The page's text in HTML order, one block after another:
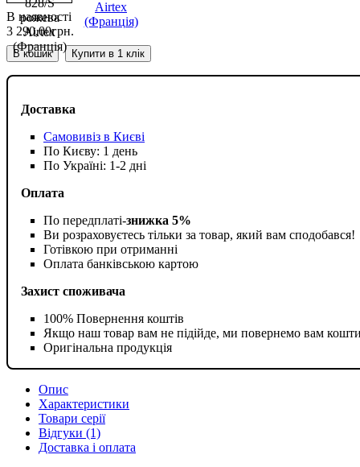
Доставка
Самовивіз в Києві
По Києву: 1 день
По Україні: 1-2 дні
Оплата
По передплаті-знижка 5%
Ви розраховуєтесь тільки за товар, який вам сподобався!
Готівкою при отриманні
Оплата банківською картою
Захист споживача
100% Повернення коштів
Якщо наш товар вам не підійде, ми повернемо вам
Оригінальна продукція
В наявності
3 290,00грн.
В кошик Купити в 1 клік
Опис
Характеристики
Товари серії
Відгуки (1)
Доставка і оплата